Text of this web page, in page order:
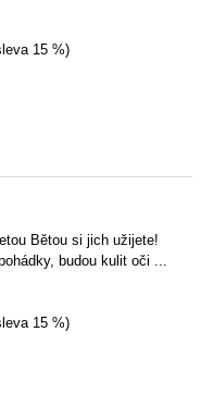
15 %)
Bětou si jich užijete!
budou kulit oči ...
15 %)